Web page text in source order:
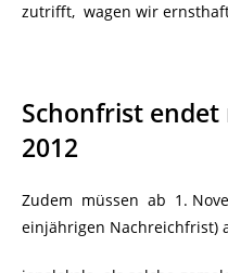
zutrifft, wagen wir
Schonfrist
2012
Zudem müssen ab 1.
einjährigen Nachreichfrist)